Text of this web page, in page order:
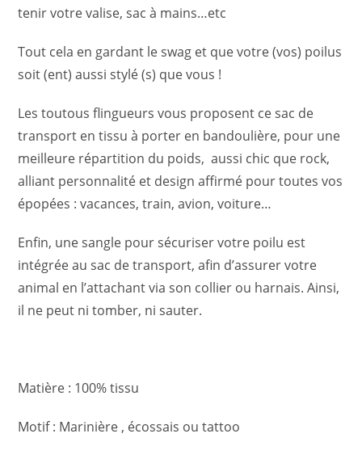
tenir votre valise, sac à mains…etc
Tout cela en gardant le swag et que votre (vos) poilus
soit (ent) aussi stylé (s) que vous !
Les toutous flingueurs vous proposent ce sac de
transport en tissu à porter en bandoulière, pour une
meilleure répartition du poids, aussi chic que rock,
alliant personnalité et design affirmé pour toutes vos
épopées : vacances, train, avion, voiture…
Enfin, une sangle pour sécuriser votre poilu est
intégrée au sac de transport, afin d’assurer votre
animal en l’attachant via son collier ou harnais. Ainsi,
il ne peut ni tomber, ni sauter.
Matière : 100% tissu
Motif : Marinière , écossais ou tattoo